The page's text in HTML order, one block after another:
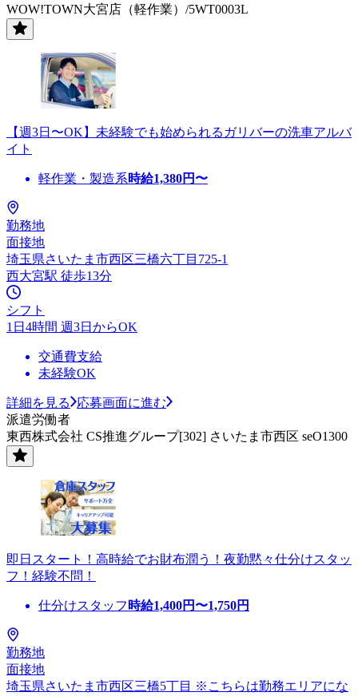
WOW!TOWN大宮店（軽作業）/5WT0003L
【週3日〜OK】未経験でも始められるガリバーの洗車アルバ
イト
軽作業・製造系時給1,380円〜
勤務地
面接地
埼玉県さいたま市西区三橋六丁目725-1
西大宮駅 徒歩13分
シフト
1日4時間 週3日からOK
交通費支給
未経験OK
詳細を見る
応募画面に進む
派遣労働者
東西株式会社 CS推進グループ[302] さいたま市西区 seO1300
即日スタート！高時給でお財布潤う！夜勤黙々仕分けスタッ
フ！経験不問！
仕分けスタッフ 時給1,400円〜1,750円
勤務地
面接地
埼玉県さいたま市西区三橋5丁目 ※こちらは勤務エリアにな